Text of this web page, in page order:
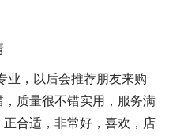
业，以后会推荐朋友来购
质量很不错实用，服务满
合适，非常好，喜欢，店